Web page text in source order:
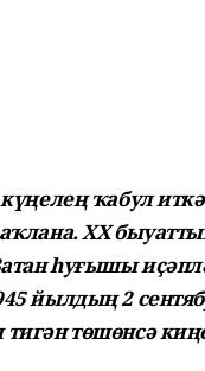
ҡабул
XX
һуғышы
йылдың 2
төшөнсә